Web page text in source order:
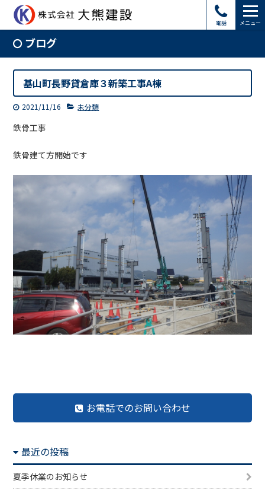
電話 メニュー
ブログ
基山町長野貸倉庫３新築工事A棟
2021/11/16 未分類
鉄骨工事
鉄骨建て方開始です
お電話でのお問い合わせ
最近の投稿
夏季休業のお知らせ